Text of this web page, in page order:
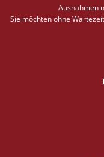
Ausnahmen
Sie möchten ohne